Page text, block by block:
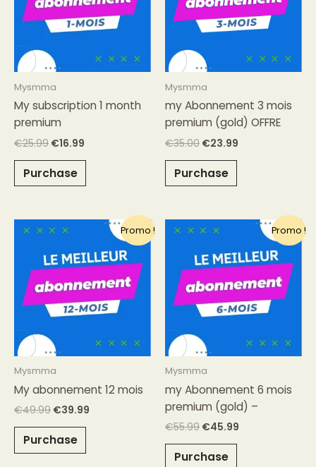
Mysmma
My subscription 1 month
premium
€25.99 €16.99
Purchase
Mysmma
my Abonnement 3 mois
premium (gold) OFFRE
€35.00 €23.99
Purchase
Promo !
Mysmma
My abonnement 12 mois
€49.99
Le
prix
initial
était :
€39.99
actuel
est :
€39.99.
Purchase
Promo !
Mysmma
my Abonnement 6 mois
premium (gold) –
€55.99
Le
prix
initial
était :
€45.99
actuel
est :
€45.99.
Purchase